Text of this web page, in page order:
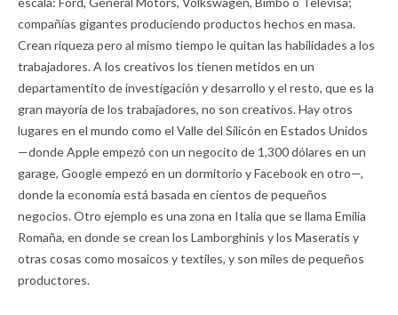
compañías gigantes produciendo productos hechos en masa.
Crean riqueza pero al mismo tiempo le quitan las habilidades a los
trabajadores. A los creativos los tienen metidos en un
departamentito de investigación y desarrollo y el resto, que es la
gran mayoría de los trabajadores, no son creativos. Hay otros
lugares en el mundo como el Valle del Silicón en Estados Unidos
—donde Apple empezó con un negocito de 1,300 dólares en un
garage, Google empezó en un dormitorio y Facebook en otro—,
donde la economía está basada en cientos de pequeños
negocios. Otro ejemplo es una zona en Italia que se llama Emilia
Romaña, en donde se crean los Lamborghinis y los Maseratis y
otras cosas como mosaicos y textiles, y son miles de pequeños
productores.